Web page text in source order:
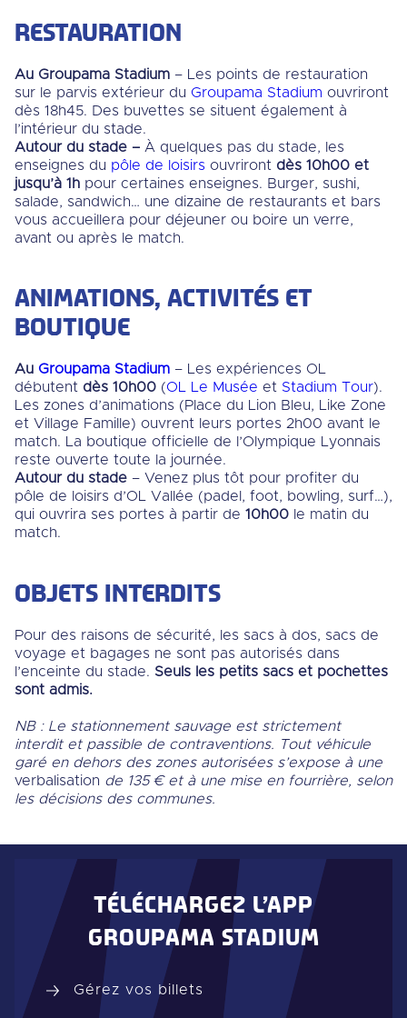
RESTAURATION
Au Groupama Stadium – Les points de restauration
sur le parvis extérieur du Groupama Stadium ouvriront
dès 18h45. Des buvettes se situent également à
l’intérieur du stade.
Autour du stade – À quelques pas du stade, les
enseignes du pôle de loisirs ouvriront dès 10h00 et
jusqu’à 1h pour certaines enseignes. Burger, sushi,
salade, sandwich… une dizaine de restaurants et bars
vous accueillera pour déjeuner ou boire un verre,
avant ou après le match.
ANIMATIONS, ACTIVITÉS ET
BOUTIQUE
Au Groupama Stadium – Les expériences OL
débutent dès 10h00 (OL Le Musée et Stadium Tour).
Les zones d’animations (Place du Lion Bleu, Like Zone
et Village Famille) ouvrent leurs portes 2h00 avant le
match. La boutique officielle de l’Olympique Lyonnais
reste ouverte toute la journée.
Autour du stade – Venez plus tôt pour profiter du
pôle de loisirs d’OL Vallée (padel, foot, bowling, surf…),
qui ouvrira ses portes à partir de 10h00 le matin du
match.
OBJETS INTERDITS
Pour des raisons de sécurité, les sacs à dos, sacs de
voyage et bagages ne sont pas autorisés dans
l’enceinte du stade. Seuls les petits sacs et pochettes
sont admis.
NB : Le stationnement sauvage est strictement
interdit et passible de contraventions. Tout véhicule
garé en dehors des zones autorisées s’expose à une
verbalisation de 135 € et à une mise en fourrière, selon
les décisions des communes.
TÉLÉCHARGEZ L’APP
GROUPAMA STADIUM
Gérez vos billets